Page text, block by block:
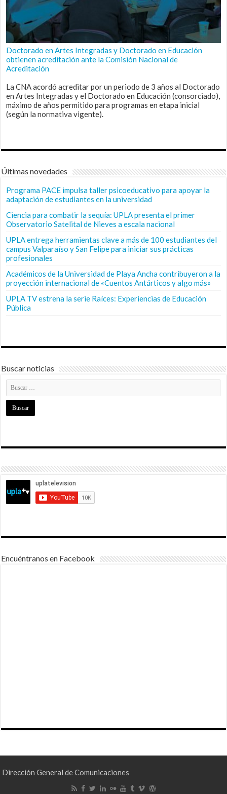
Doctorado en Artes Integradas y Doctorado en Educación
obtienen acreditación ante la Comisión Nacional de
Acreditación
La CNA acordó acreditar por un periodo de 3 años al Doctorado
en Artes Integradas y el Doctorado en Educación (consorciado),
máximo de años permitido para programas en etapa inicial
(según la normativa vigente).
Últimas novedades
Programa PACE impulsa taller psicoeducativo para apoyar la
adaptación de estudiantes en la universidad
Ciencia para combatir la sequía: UPLA presenta el primer
Observatorio Satelital de Nieves a escala nacional
UPLA entrega herramientas clave a más de 100 estudiantes del
campus Valparaíso y San Felipe para iniciar sus prácticas
profesionales
Académicos de la Universidad de Playa Ancha contribuyeron a la
proyección internacional de «Cuentos Antárticos y algo más»
UPLA TV estrena la serie Raíces: Experiencias de Educación
Pública
Buscar noticias
Encuéntranos en Facebook
Dirección General de Comunicaciones